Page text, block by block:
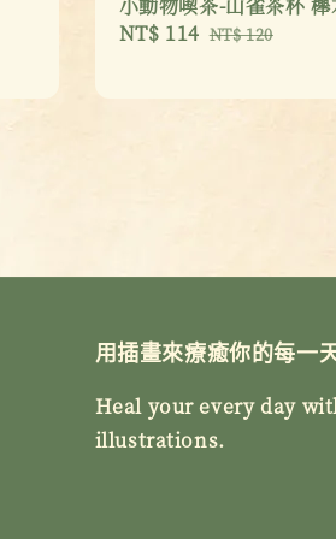
小動物喫茶-山雀茶杯
Sale
NT$ 114 Regular
NT$ 120
用插畫來療癒你的每一
Heal your every day
illustrations.